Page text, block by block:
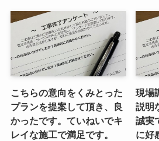
こちらの意向をくみとった
プランを提案して頂き、良
かったです。ていねいでキ
レイな施工で満足です。
現場
説明
誠実
に好